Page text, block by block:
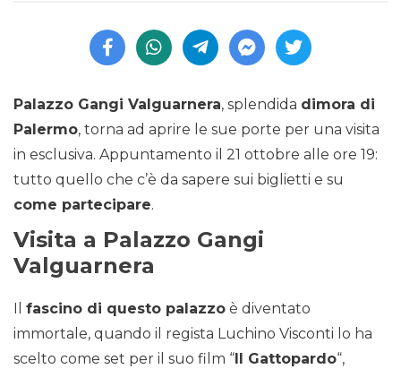
Palazzo Gangi Valguarnera, splendida dimora di
Palermo, torna ad aprire le sue porte per una visita
in esclusiva. Appuntamento il 21 ottobre alle ore 19:
tutto quello che c’è da sapere sui biglietti e su
come partecipare.
Visita a Palazzo Gangi
Valguarnera
fascino di questo palazzo è diventato
immortale, quando il regista Luchino Visconti lo ha
scelto come set per il suo film “ Il Gattopardo“,